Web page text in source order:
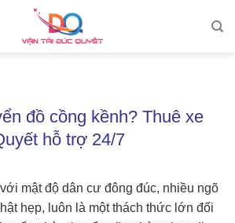
đồ cồng kềnh? Thuê xe
hỗ trợ 24/7
mật độ dân cư đông đúc, nhiều ngõ
hẹp, luôn là một thách thức lớn đối